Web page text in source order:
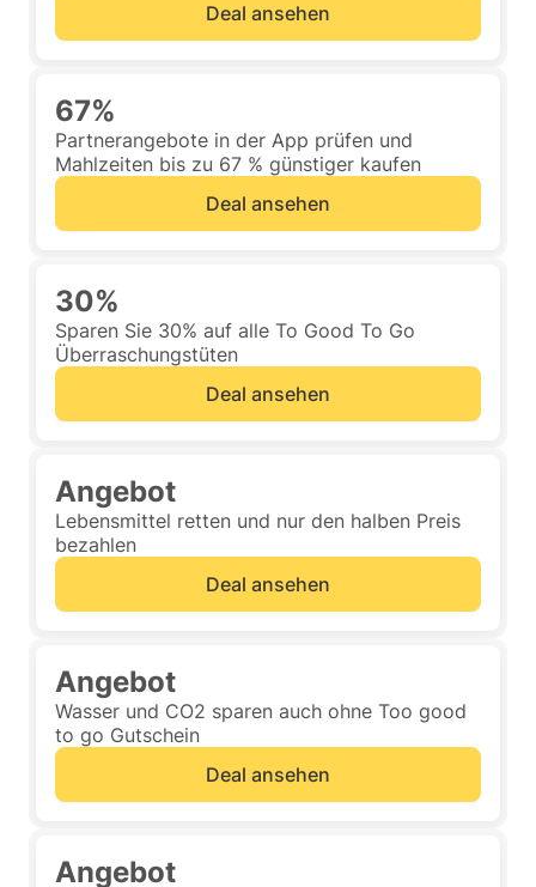
Deal ansehen
67%
Partnerangebote in der App prüfen und
Mahlzeiten bis zu 67 % günstiger kaufen
Deal ansehen
30%
Sparen Sie 30% auf alle To Good To Go
Überraschungstüten
Deal ansehen
Angebot
Lebensmittel retten und nur den halben Preis
bezahlen
Deal ansehen
Angebot
Wasser und CO2 sparen auch ohne Too good
to go Gutschein
Deal ansehen
Angebot